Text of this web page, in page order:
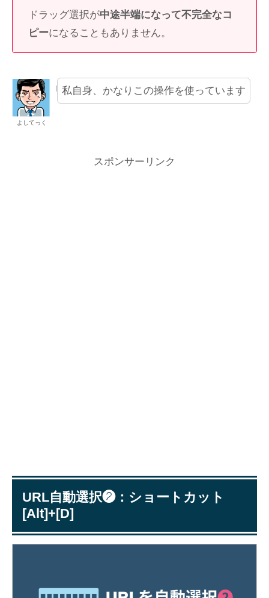
ドラッグ選択が中途半端になって不完全なコ
ピーになることもありません。
よしてっく
私自身、かなりこの操作を使っています
スポンサーリンク
URL自動選択❷：ショートカット
[Alt]+[D]